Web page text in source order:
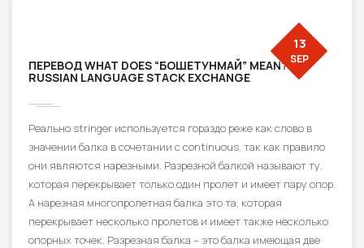
ПЕРЕВОД WHAT DOES “БОШЕТУНМАЙ” MEAN?
RUSSIAN LANGUAGE STACK EXCHANGE
13
SEP
Реально stringer используется гораздо реже как слово в
значении балка в сочетании с continuous, так как правило
они являются нарезными. Разрезной балкой называют ту,
которая перекрывает только один пролет и имеет пару опор.
А нарезная многопролетная балка это та, которая
перекрывает несколько пролетов и имеет также несколько
опорных точек. Разрезная балка – это балка имеющая две